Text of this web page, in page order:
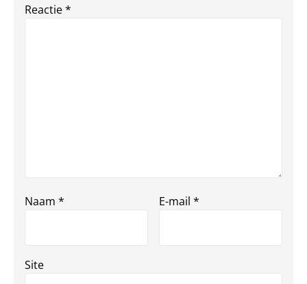
Reactie*
Naam * E-mail *
Site